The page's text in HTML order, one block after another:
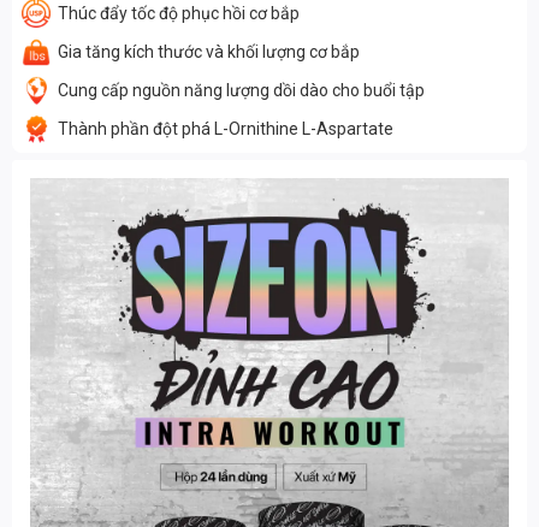
Thúc đẩy tốc độ phục hồi cơ bắp
Gia tăng kích thước và khối lượng cơ bắp
Cung cấp nguồn năng lượng dồi dào cho buổi tập
Thành phần đột phá L-Ornithine L-Aspartate